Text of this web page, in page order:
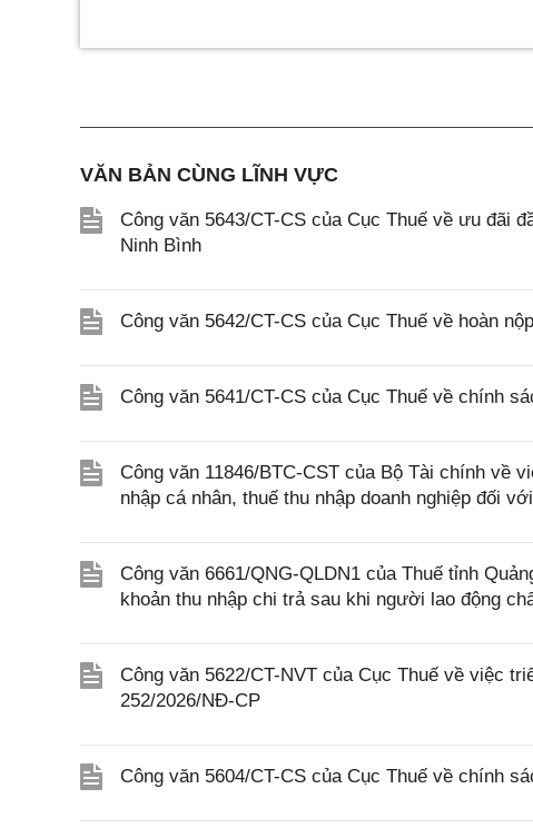
VĂN BẢN CÙNG LĨNH VỰC
Công văn 5643/CT-CS của Cục Thuế về ưu đãi
Ninh Bình
Công văn 5642/CT-CS của Cục Thuế về hoàn
Công văn 5641/CT-CS của Cục Thuế về chính
Công văn 11846/BTC-CST của Bộ Tài chính về
nhập cá nhân, thuế thu nhập doanh nghiệp đối
Công văn 6661/QNG-QLDN1 của Thuế tỉnh
khoản thu nhập chi trả sau khi người lao động
Công văn 5622/CT-NVT của Cục Thuế về việc
252/2026/NĐ-CP
Công văn 5604/CT-CS của Cục Thuế về chính